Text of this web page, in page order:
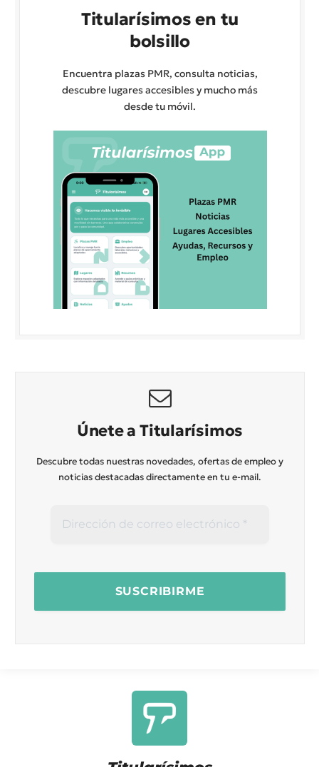
Titularísimos en tu
bolsillo
Encuentra plazas PMR, consulta noticias,
descubre lugares accesibles y mucho más
desde tu móvil.
Únete a Titularísimos
Descubre todas nuestras novedades, ofertas de empleo y
noticias destacadas directamente en tu e-mail.